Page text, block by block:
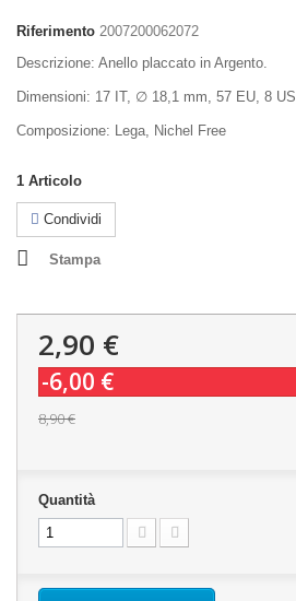
Riferimento 2007200062072
Descrizione: Anello placcato in Argento.
Dimensioni: 17 IT, ∅ 18,1 mm, 57 EU, 8 US
Composizione: Lega, Nichel Free
1 Articolo
Condividi
Stampa
2,90 €
-6,00 €
8,90 €
Quantità